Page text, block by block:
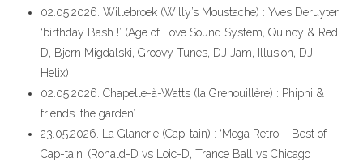
02.05.2026. Willebroek (Willy’s Moustache) : Yves Deruyter
‘birthday Bash !’ (Age of Love Sound System, Quincy & Red
D, Bjorn Migdalski, Groovy Tunes, DJ Jam, Illusion, DJ
Helix)
02.05.2026. Chapelle-à-Watts (la Grenouillère) : Phiphi &
friends ‘the garden’
23.05.2026. La Glanerie (Cap-tain) : ‘Mega Retro – Best of
Cap-tain’ (Ronald-D vs Loic-D, Trance Ball vs Chicago